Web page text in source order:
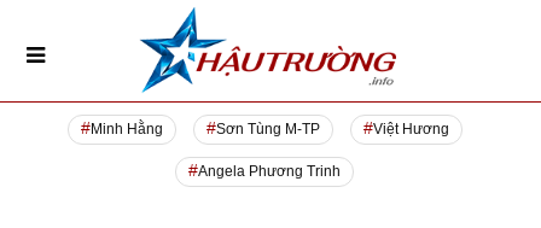
Minh Hằng Sơn Tùng M-TP Việt Hương
Angela Phương Trinh